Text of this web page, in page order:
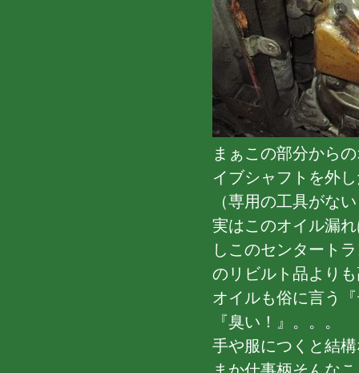
まぁこの部分から
イブシャフトを外
（専用の工具がな
実はこのオイル漏
しこのセンタート
のリビルト品より
オイルも俗に言う
『臭い！』。。。
手や服につくと結